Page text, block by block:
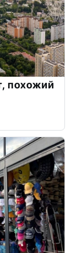
похожий